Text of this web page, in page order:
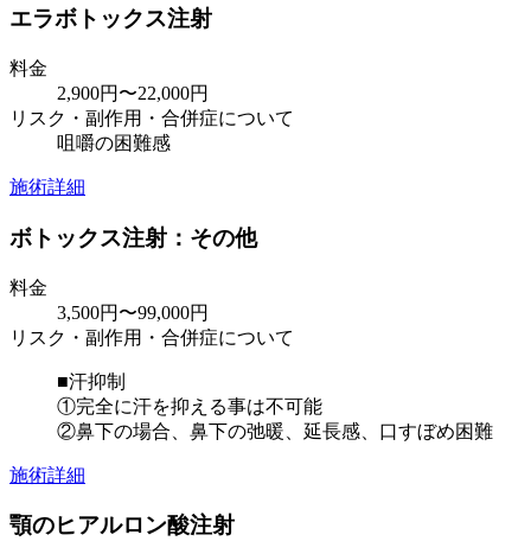
エラボトックス注射
料金
2,900円〜22,000円
リスク・副作用・合併症について
咀嚼の困難感
施術詳細
ボトックス注射：その他
料金
3,500円〜99,000円
リスク・副作用・合併症について
■汗抑制
①完全に汗を抑える事は不可能
②鼻下の場合、鼻下の弛暖、延長感、口すぼめ困難
施術詳細
顎のヒアルロン酸注射